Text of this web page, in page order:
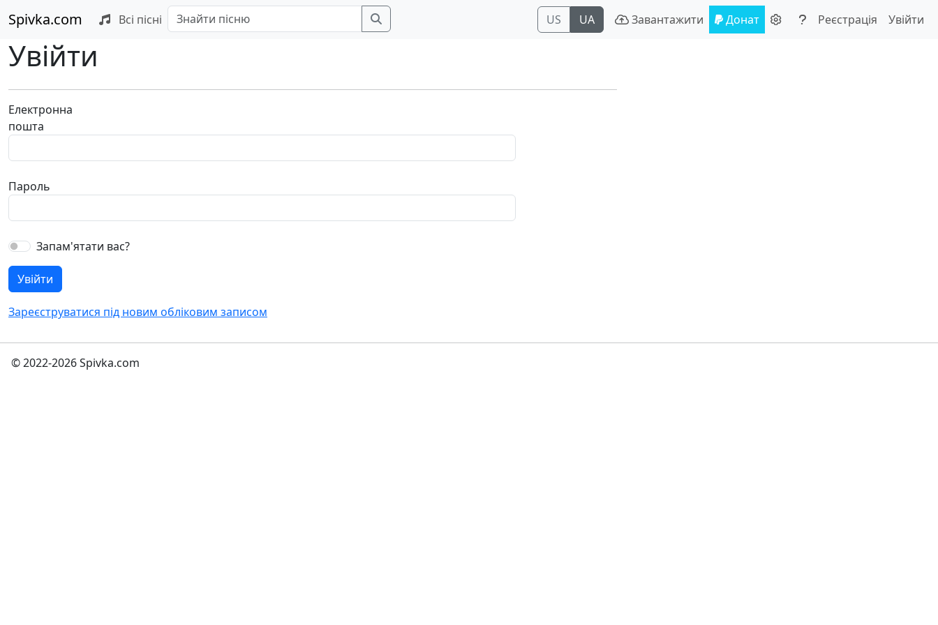
Spivka.com Всі пісні US UA Завантажити Донат Реєстрація Увійти
Увійти
Електронна
пошта
Пароль
Запам'ятати вас?
Зареєструватися під новим обліковим записом
© 2022-2026 Spivka.com